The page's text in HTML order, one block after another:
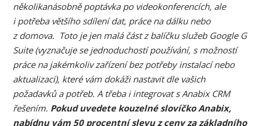
několikanásobně poptávka po videokonferencích, ale
i potřeba většího sdílení dat, práce na dálku nebo
z domova. Toto je jen malá část z balíčku služeb Google G
Suite (vyznačuje se jednoduchostí používání, s možností
práce na jakémkoliv zařízení bez potřeby instalací nebo
aktualizací), které vám dokáži nastavit dle vašich
požadavků a potřeb. A třeba i integrovat s Anabix CRM
řešením. Pokud uvedete kouzelné slovíčko Anabix,
nabídnu vám 50 procentní slevu z ceny za základního